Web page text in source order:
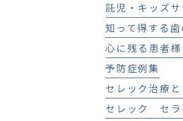
託児・キッズサ
知って得する歯
心に残る患者
予防症例集